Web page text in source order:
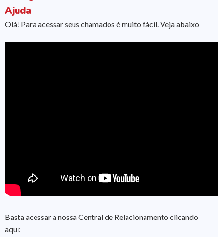
Ajuda
Olá! Para acessar seus chamados é muito fácil. Veja abaixo:
Basta acessar a nossa Central de Relacionamento clicando
aqui: